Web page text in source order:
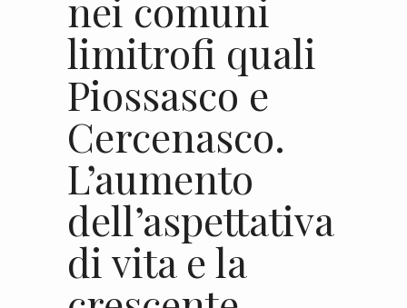
limitrofi quali
Piossasco e
Cercenasco.
L’aumento
dell’aspettativa
di vita e la